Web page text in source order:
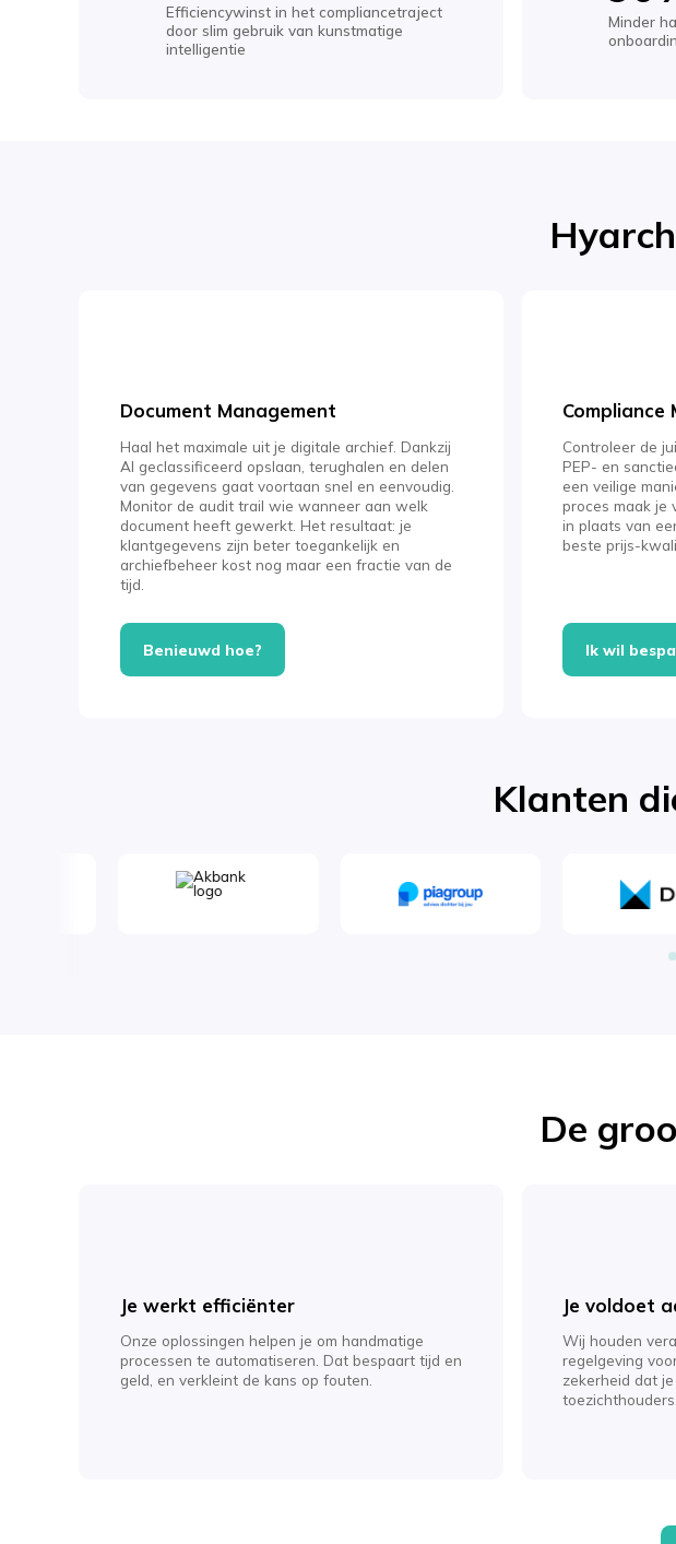
Efficiencywinst in het compliancetraject
door slim gebruik van kunstmatige
intelligentie
Minder
Document Management
Haal het maximale uit je digitale archief. Dankzij
AI geclassificeerd opslaan, terughalen en delen
van gegevens gaat voortaan snel en eenvoudig.
Monitor de audit trail wie wanneer aan welk
document heeft gewerkt. Het resultaat: je
klantgegevens zijn beter toegankelijk en
archiefbeheer kost nog maar een fractie van de
tijd.
Benieuwd hoe?
Compliance
Controleer de
PEP- en
een veilige
proces maak je
in plaats van
beste prijs-
Ik wil
Klanten
De
Je werkt efficiënter
Onze oplossingen helpen je om handmatige
processen te automatiseren. Dat bespaart tijd en
geld, en verkleint de kans op fouten.
Je voldoet
Wij houden
regelgeving
zekerheid dat
toezichthouders.